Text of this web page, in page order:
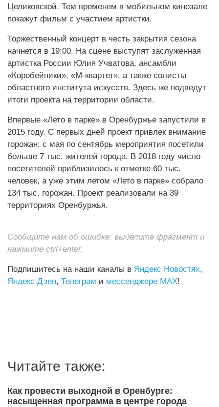
Целиковской. Тем временем в мобильном кинозале
покажут фильм с участием артистки.
Торжественный концерт в честь закрытия сезона
начнется в 19:00. На сцене выступят заслуженная
артистка России Юлия Учватова, ансамбли
«Коробейники», «М-квартет», а также солисты
областного института искусств. Здесь же подведут
итоги проекта на территории области.
Впервые «Лето в парке» в Оренбуржье запустили в
2015 году. С первых дней проект привлек внимание
горожан: с мая по сентябрь мероприятия посетили
больше 7 тыс. жителей города. В 2018 году число
посетителей приблизилось к отметке 60 тыс.
человек, а уже этим летом «Лето в парке» собрало
134 тыс. горожан. Проект реализовали на 39
территориях Оренбуржья.
Сообщите нам об ошибке: выделите фрагмент и
нажмите ctrl+enter.
Подпишитесь на наши каналы в Яндекс Новостях,
Яндекс Дзен, Телеграм и мессенджере MAX!
Читайте также:
Как провести выходной в Оренбурге:
насыщенная программа в центре города